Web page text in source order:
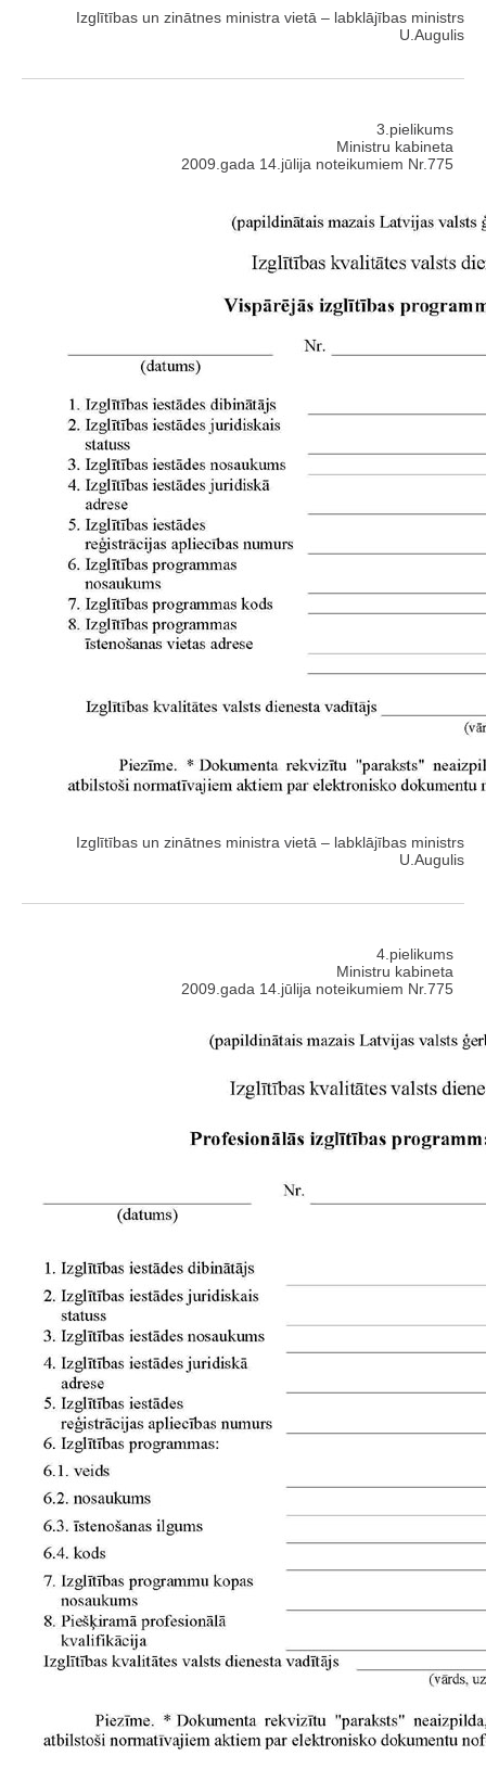
Izglītības un zinātnes ministra vietā – labklājības ministrs
U.Augulis
3.pielikums
Ministru kabineta
2009.gada 14.jūlija noteikumiem Nr.775
Izglītības un zinātnes ministra vietā – labklājības ministrs
U.Augulis
4.pielikums
Ministru kabineta
2009.gada 14.jūlija noteikumiem Nr.775